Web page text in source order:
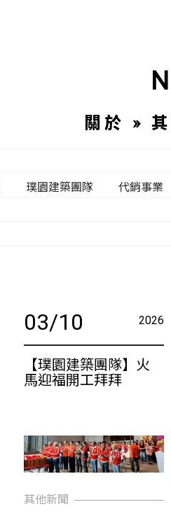
關於 »
璞園建築團隊 代銷事業
03/10 2026
【璞園建築團隊】火
馬迎福開工拜拜
其他新聞